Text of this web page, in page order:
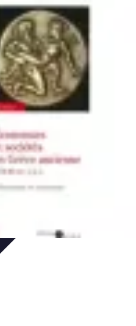
Produits à SurveillerAstuces et